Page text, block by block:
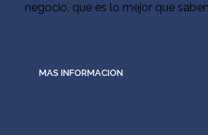
negocio, que es lo mejor que
MAS INFORMACION